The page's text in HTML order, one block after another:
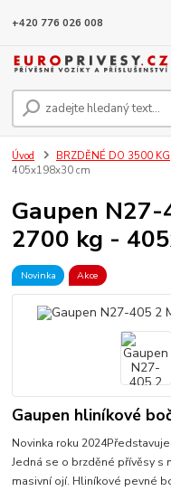
+420 776 026 008
Úvod BRZDĚNÉ DO 3500 KG
405x198x30 cm
Gaupen
2700 kg -
Novinka Akce
Gaupen hliníkové
Novinka roku
Jedná se o brzděné přívěsy s
masivní ojí. Hliníkové pevné